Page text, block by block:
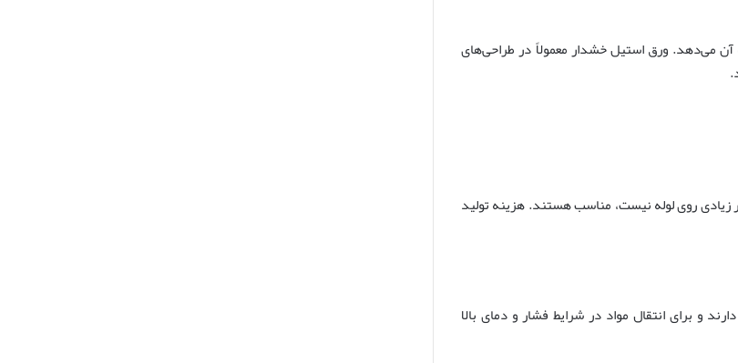
می‌دهد. ورق استیل خشدار معمولاً در طراحی‌های
زیادی روی لوله نیست، مناسب هستند. هزینه تولید
و برای انتقال مواد در شرایط فشار و دمای بالا